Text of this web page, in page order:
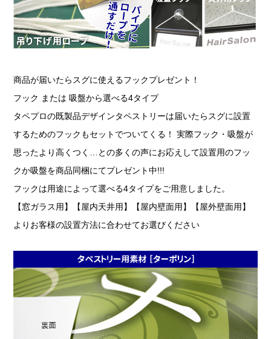
商品が届いたらスグに使えるフックプレゼント！
フック または 吸盤から選べる4タイプ
タペプロの既製品デザインタペストリーは届いたらスグに設置
するためのフックもセットでついてくる！ 実際フック・吸盤が
思ったより高くつく…との多くの声にお応えして設置用のフッ
クか吸盤を商品同梱にてプレゼント中!!!
フックは用途によって選べる4タイプをご用意しました。
【窓ガラス用】【屋内天井用】【屋内壁面用】【屋外壁面用】
よりお客様の設置方法に合わせてお選びください